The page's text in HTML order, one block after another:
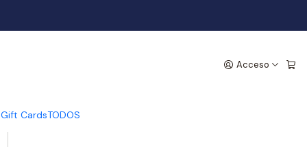
Acceso
Gift CardsTODOS
- Negro